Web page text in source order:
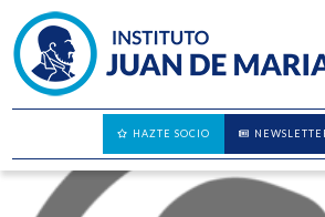
HAZTE SOCIO